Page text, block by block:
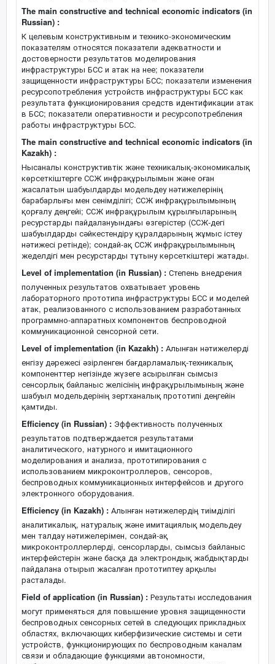
The main constructive and technical economic indicators (in
Russian) :
К целевым конструктивным и технико-экономическим
показателям относятся показатели адекватности и
достоверности результатов моделирования
инфраструктуры БСС и атак на нее; показатели
защищенности инфраструктуры БСС; показатели изменения
ресурсопотребления устройств инфраструктуры БСС как
результата функционирования средств идентификации атак
в БСС; показатели оперативности и ресурсопотребления
работы инфраструктуры БСС.
The main constructive and technical economic indicators (in
Kazakh) :
Нысаналы конструктивтік және техникалық-экономикалық
көрсеткіштерге ССЖ инфрақұрылымын және оған
жасалатын шабуылдарды модельдеу нәтижелерінің
барабарлығы мен сенімділігі; ССЖ инфрақұрылымының
қорғалу деңгейі; ССЖ инфрақұрылым құрылғыларының
ресурстарды пайдалануындағы өзгерістер (ССЖ-дегі
шабуылдарды сәйкестендіру құралдарының жұмыс істеу
нәтижесі ретінде); сондай-ақ ССЖ инфрақұрылымының
жеделдігі мен ресурстарды тұтыну көрсеткіштері жатады.
Level of implementation (in Russian) : Степень внедрения
полученных результатов охватывает уровень
лабораторного прототипа инфраструктуры БСС и моделей
атак, реализованного с использованием разработанных
программно-аппаратных компонентов беспроводной
коммуникационной сенсорной сети.
Level of implementation (in Kazakh) : Алынған нәтижелерді
енгізу дәрежесі әзірленген бағдарламалық-техникалық
компоненттер негізінде жүзеге асырылған сымсыз
сенсорлық байланыс желісінің инфрақұрылымының және
шабуыл модельдерінің зертханалық прототипі деңгейін
қамтиды.
Efficiency (in Russian) : Эффективность полученных
результатов подтверждается результатами
аналитического, натурного и имитационного
моделирования и анализа, прототипирования с
использованием микроконтроллеров, сенсоров,
беспроводных коммуникационных интерфейсов и другого
электронного оборудования.
Efficiency (in Kazakh) : Алынған нәтижелердің тиімділігі
аналитикалық, натуралық және имитациялық модельдеу
мен талдау нәтижелерімен, сондай-ақ
микроконтроллерлерді, сенсорларды, сымсыз байланыс
интерфейстерін және басқа да электрондық жабдықтарды
пайдалана отырып жасалған прототиптеу арқылы
расталады.
Field of application (in Russian) : Результаты исследования
могут применяться для повышение уровня защищенности
беспроводных сенсорных сетей в следующих прикладных
областях, включающих киберфизические системы и сети
устройств, функционирующих по беспроводным каналам
связи и обладающие функциями автономности,